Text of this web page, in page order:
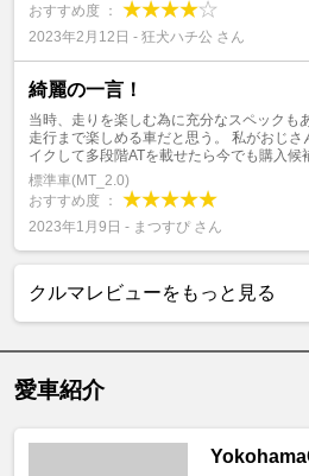
おすすめ度 ：
2023年2月12日 - 狂犬ハチ公 さん
綺麗の一言！
当時、走りを楽しむ為に充分なスペックも
走行まで楽しめる車だと思う。 私がおじさ
イクして多段階ATを載せたら今でも購入候
標準車(MT_2.0)
おすすめ度 ：
2023年1月9日 - まつすぴ さん
クルマレビューをもっと見る
愛車紹介